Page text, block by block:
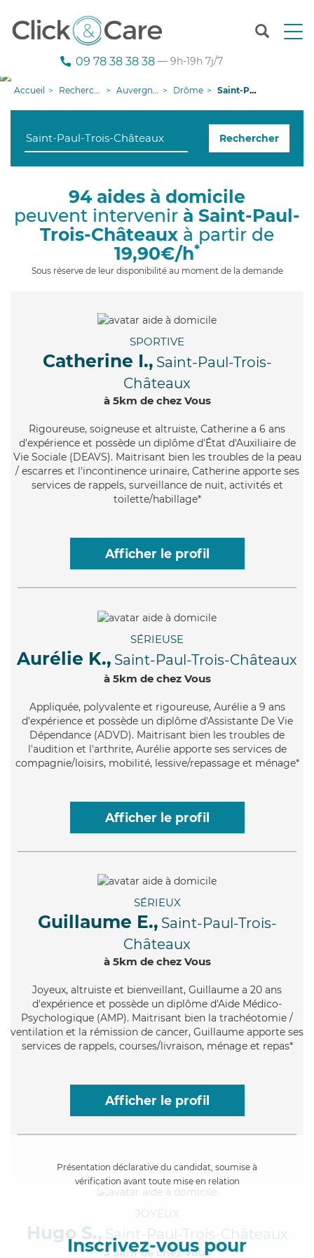
T
n
g
i
09 78 38 38 38 — 9h-19h 7j/7
Accueil Recherche aide à domicile Auvergne-Rhône-Alpes Drôme Saint-Paul-Trois-Châteaux
Rechercher
94 aides à domicile
peuvent intervenir à Saint-Paul-
Trois-Châteaux à partir de
19,90€/h*
Sous réserve de leur disponibilité au moment de la demande
SPORTIVE
Catherine I., Saint-Paul-Trois-
Châteaux
à 5km de chez Vous
Rigoureuse, soigneuse et altruiste, Catherine a 6 ans
d'expérience et possède un diplôme d'État d'Auxiliaire de
Vie Sociale (DEAVS). Maitrisant bien les troubles de la peau
/ escarres et l'incontinence urinaire, Catherine apporte ses
services de rappels, surveillance de nuit, activités et
toilette/habillage*
Afficher le profil
SÉRIEUSE
Aurélie K., Saint-Paul-Trois-Châteaux
à 5km de chez Vous
Appliquée, polyvalente et rigoureuse, Aurélie a 9 ans
d'expérience et possède un diplôme d'Assistante De Vie
Dépendance (ADVD). Maitrisant bien les troubles de
l'audition et l'arthrite, Aurélie apporte ses services de
compagnie/loisirs, mobilité, lessive/repassage et ménage*
Afficher le profil
SÉRIEUX
Guillaume E., Saint-Paul-Trois-
Châteaux
à 5km de chez Vous
Joyeux, altruiste et bienveillant, Guillaume a 20 ans
d'expérience et possède un diplôme d'Aide Médico-
Psychologique (AMP). Maitrisant bien la trachéotomie /
ventilation et la rémission de cancer, Guillaume apporte ses
services de rappels, courses/livraison, ménage et repas*
Afficher le profil
Présentation déclarative du candidat, soumise à
vérification avant toute mise en relation
Inscrivez-vous pour
JOYEUX
Hugo S., Saint-Paul-Trois-Châteaux
à 5km de chez Vous